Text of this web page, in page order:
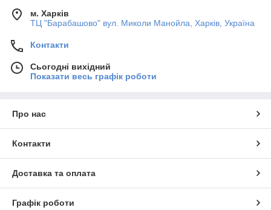
м. Харків
ТЦ "Барабашово" вул. Миколи Манойла, Харків, Україна
Контакти
Сьогодні вихідний
Показати весь графік роботи
Про нас
Контакти
Доставка та оплата
Графік роботи